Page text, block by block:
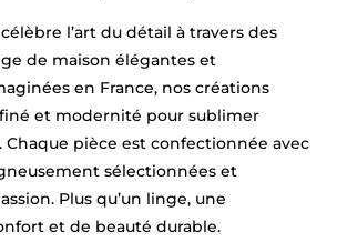
l’art du détail à travers des
de maison élégantes et
en France, nos créations
et modernité pour sublimer
pièce est confectionnée avec
sélectionnées et
Plus qu’un linge, une
et de beauté durable.